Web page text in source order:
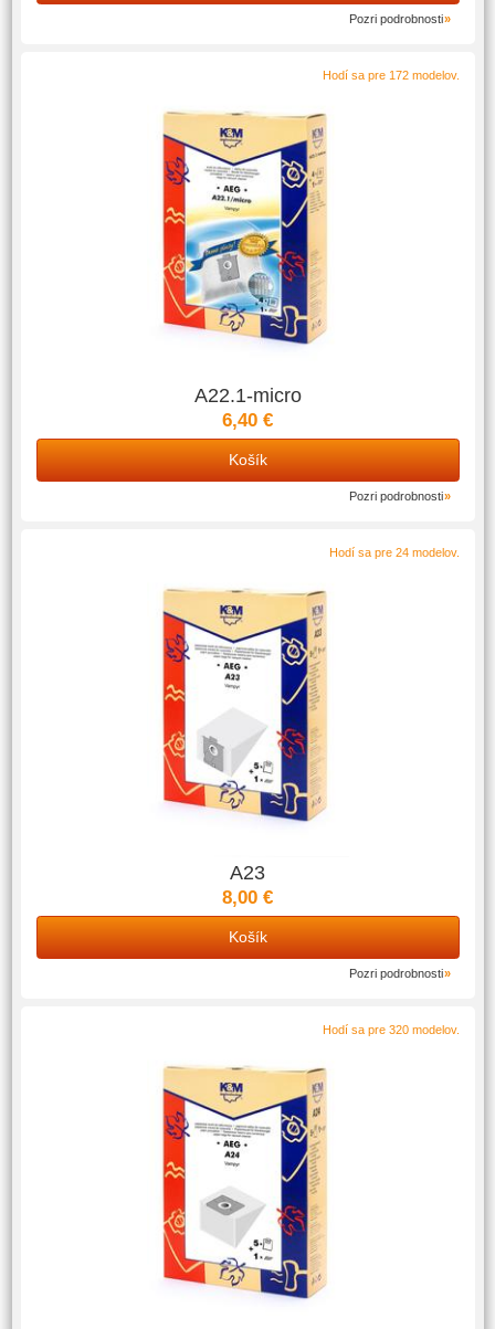
Pozri podrobnosti
Hodí sa pre 172 modelov.
A22.1-micro
6,40 €
Košík
Pozri podrobnosti
Hodí sa pre 24 modelov.
A23
8,00 €
Košík
Pozri podrobnosti
Hodí sa pre 320 modelov.